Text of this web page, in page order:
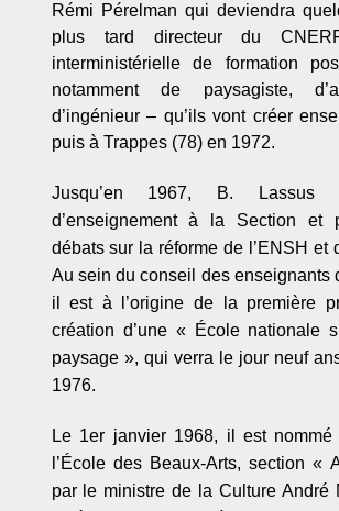
Rémi Pérelman qui deviendra
plus tard directeur du
interministérielle de formation
notamment de paysagiste,
d’ingénieur – qu’ils vont créer
puis à Trappes (78) en 1972.
Jusqu’en 1967, B. Lassus
d’enseignement à la Section et
débats sur la réforme de l ’ENSH et
Au sein du conseil des enseignants
il est à
l’origine de la première
création d’une « École nationale
paysage», qui verra le jour neuf
1976.
Le 1er janvier 1968, il est nommé
’École des Beaux-Arts, section«
par le ministre de la Culture André